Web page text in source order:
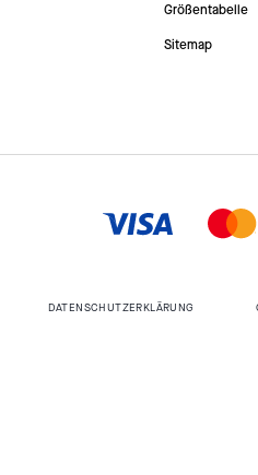
Größentabelle
Sitemap
DATENSCHUTZERKLÄRUNG